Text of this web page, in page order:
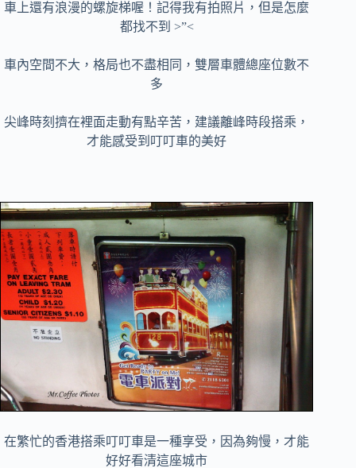
車上還有浪漫的螺旋梯喔！記得我有拍照片，但是怎麼
都找不到 >”<
車內空間不大，格局也不盡相同，雙層車體總座位數不
多
尖峰時刻擠在裡面走動有點辛苦，建議離峰時段搭乘，
才能感受到叮叮車的美好
在繁忙的香港搭乘叮叮車是一種享受，因為夠慢，才能
好好看清這座城市